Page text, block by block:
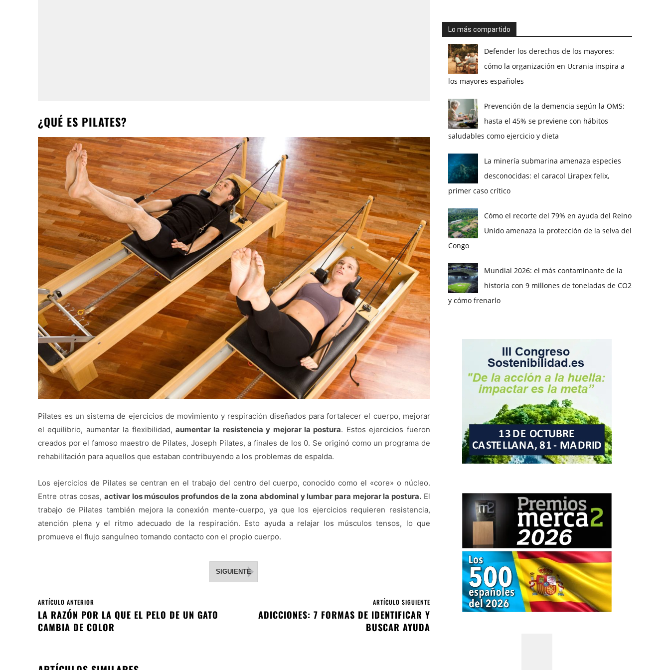
¿QUÉ ES PILATES?
Pilates es un sistema de ejercicios de movimiento y respiración diseñados para fortalecer el cuerpo, mejorar
el equilibrio, aumentar la flexibilidad,aumentar la resistencia y mejorar la postura. Estos ejercicios fueron
creados por el famoso maestro de Pilates, Joseph Pilates, a finales de los 0. Se originó como un programa de
rehabilitación para aquellos que estaban contribuyendo a los problemas de espalda.
Los ejercicios de Pilates se centran en el trabajo del centro del cuerpo, conocido como el «core» o núcleo.
Entre otras cosas,activar los músculos profundos de la zona abdominal y lumbar para mejorar la postura.El
trabajo de Pilates también mejora la conexión mente-cuerpo, ya que los ejercicios requieren resistencia,
atención plena y el ritmo adecuado de la respiración. Esto ayuda a relajar los músculos tensos, lo que
promueve el flujo sanguíneo tomando contacto con el propio cuerpo.
SIGUIENTE
ARTÍCULO ANTERIOR
LA RAZÓN POR LA QUE EL PELO DE UN GATO
CAMBIA DE COLOR
ARTÍCULO SIGUIENTE
ADICCIONES: 7 FORMAS DE IDENTIFICAR Y
BUSCAR AYUDA
Lo más compartido
Defender los derechos de los mayores:
cómo la organización en Ucrania inspira a
los mayores españoles
Prevención de la demencia según la OMS:
hasta el 45% se previene con hábitos
saludables como ejercicio y dieta
La minería submarina amenaza especies
desconocidas: el caracol Lirapex felix,
primer caso crítico
Cómo el recorte del 79% en ayuda del Reino
Unido amenaza la protección de la selva del
Congo
Mundial 2026: el más contaminante de la
historia con 9 millones de toneladas de CO2
y cómo frenarlo